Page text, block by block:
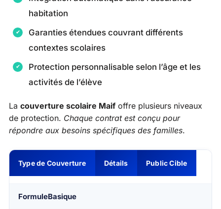
habitation
Garanties étendues couvrant différents
contextes scolaires
Protection personnalisable selon l’âge et les
activités de l’élève
La couverture scolaire Maif offre plusieurs niveaux
de protection. Chaque contrat est conçu pour
répondre aux besoins spécifiques des familles.
Type de Couverture Détails Public Cible
FormuleBasique